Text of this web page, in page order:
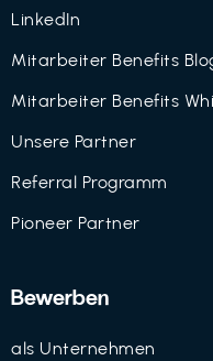
LinkedIn
Mitarbeiter Benefits
Mitarbeiter Benefits
Unsere Partner
Referral Programm
Pioneer Partner
Bewerben
als Unternehmen